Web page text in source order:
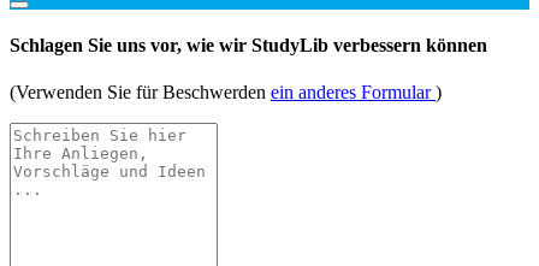
Schlagen Sie uns vor, wie wir StudyLib verbessern können
(Verwenden Sie für Beschwerden ein anderes Formular)